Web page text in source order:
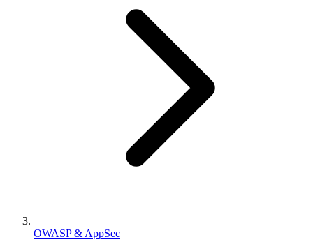
OWASP & AppSec